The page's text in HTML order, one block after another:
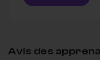
Avis des